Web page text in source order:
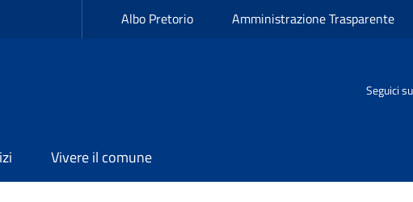
Albo Pretorio Amministrazione Trasparente
Seguici su
Vivere il comune